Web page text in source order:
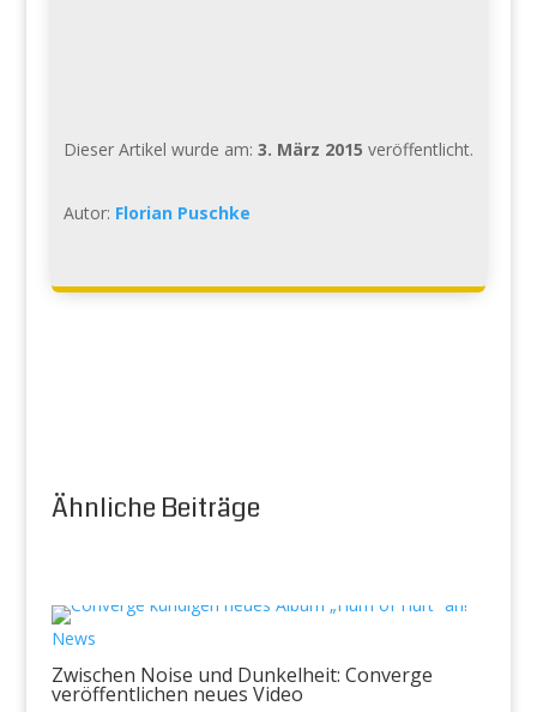
Dieser Artikel wurde am: 3. März 2015 veröffentlicht.
Autor: Florian Puschke
Ähnliche Beiträge
News
Zwischen Noise und Dunkelheit: Converge
veröffentlichen neues Video